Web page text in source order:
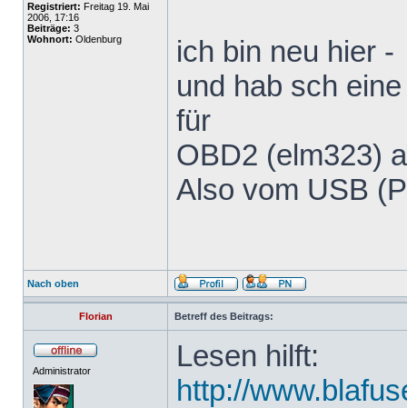
Registriert: Freitag 19. Mai
2006, 17:16
Beiträge: 3
Wohnort: Oldenburg
ich bin neu hier -
und hab sch
für
OBD2 (elm323)
Also vom USB
Nach oben
Florian Betreff des Beitrags:
Administrator
Lesen hilft:
http://